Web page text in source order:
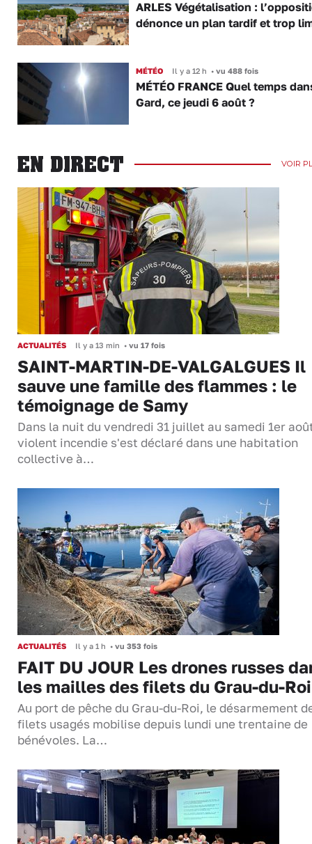
ARLES Végétalisation :
dénonce un plan tardif et trop
MÉTÉO Il y a 12 h •vu 488 fois
MÉTÉO FRANCE Quel temps
Gard, ce jeudi 6 août ?
EN DIRECT VOIR
ACTUALITÉS Il y a 13 min • vu 17 fois
SAINT-MARTIN-DE-VALGALGUES Il
sauve une famille des flammes : le
témoignage de Samy
Dans la nuit du vendredi 31 juillet au samedi 1er
violent incendie s'est déclaré dans une habitation
collective à…
ACTUALITÉS Il y a 1 h • vu 353 fois
FAIT DU JOUR Les drones russes
les mailles des filets du Grau-du-Roi
Au port de pêche du Grau-du-Roi, le désarmement
filets usagés mobilise depuis lundi une trentaine de
bénévoles. La…